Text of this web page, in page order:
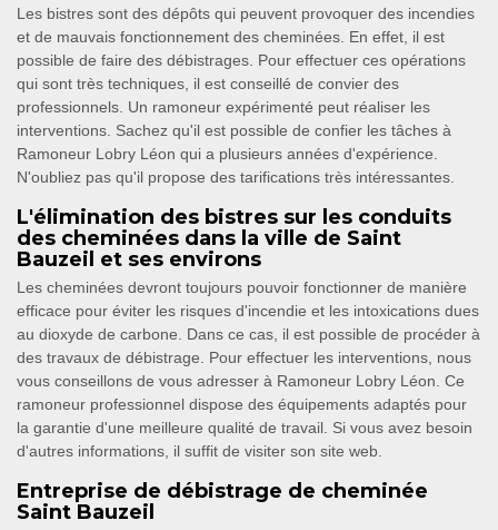
Les bistres sont des dépôts qui peuvent provoquer des incendies
et de mauvais fonctionnement des cheminées. En effet, il est
possible de faire des débistrages. Pour effectuer ces opérations
qui sont très techniques, il est conseillé de convier des
professionnels. Un ramoneur expérimenté peut réaliser les
interventions. Sachez qu'il est possible de confier les tâches à
Ramoneur Lobry Léon qui a plusieurs années d'expérience.
N'oubliez pas qu'il propose des tarifications très intéressantes.
L'élimination des bistres sur les conduits
des cheminées dans la ville de Saint
Bauzeil et ses environs
Les cheminées devront toujours pouvoir fonctionner de manière
efficace pour éviter les risques d'incendie et les intoxications dues
au dioxyde de carbone. Dans ce cas, il est possible de procéder à
des travaux de débistrage. Pour effectuer les interventions, nous
vous conseillons de vous adresser à Ramoneur Lobry Léon. Ce
ramoneur professionnel dispose des équipements adaptés pour
la garantie d'une meilleure qualité de travail. Si vous avez besoin
d'autres informations, il suffit de visiter son site web.
Entreprise de débistrage de cheminée
Saint Bauzeil